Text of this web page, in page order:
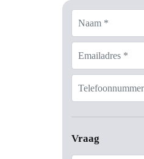
Naam *
Emailadres *
Telefoonnummer
Vraag